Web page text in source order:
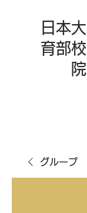
日本
育部
グループ